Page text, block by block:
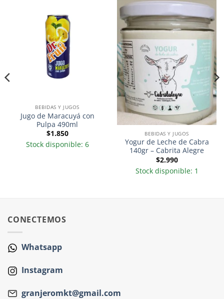
BEBIDAS Y JUGOS
Jugo de Maracuyá con
Pulpa 490ml
$1.850
Stock disponible: 6
BEBIDAS Y JUGOS
Yogur de Leche de Cabra
140gr – Cabrita Alegre
$2.990
Stock disponible: 1
CONECTEMOS
Whatsapp
Instagram
granjeromkt@gmail.com